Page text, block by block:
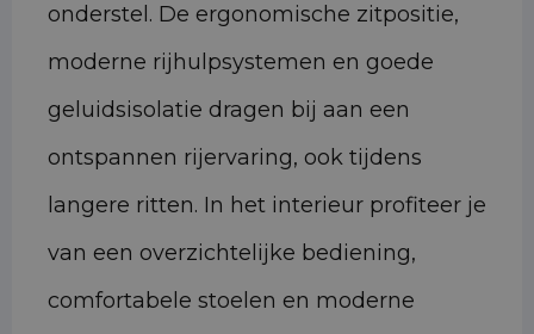
onderstel. De ergonomische zitpositie,
moderne rijhulpsystemen en goede
geluidsisolatie dragen bij aan een
ontspannen rijervaring, ook tijdens
langere ritten. In het interieur profiteer je
van een overzichtelijke bediening,
comfortabele stoelen en moderne